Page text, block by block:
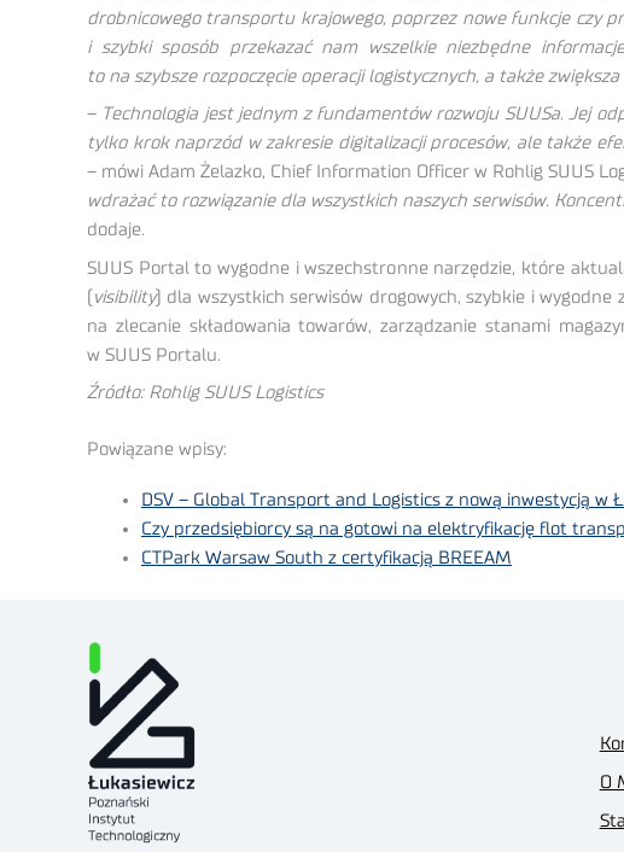
drobnicowego transportu krajowego, poprzez nowe funkcje czy
i szybki sposób przekazać nam wszelkie niezbędne
to na szybsze rozpoczęcie operacji logistycznych, a także
– Technologia jest jednym z fundamentów rozwoju SUUSa. Jej
tylko krok naprzód w zakresie digitalizacji procesów, ale także
– mówi Adam Żelazko, Chief Information Officer w Rohlig SUUS
wdrażać to rozwiązanie dla wszystkich naszych serwisów.
dodaje.
SUUS Portal to wygodne i wszechstronne narzędzie, które
visibility) dla wszystkich serwisów drogowych, szybkie i
na zlecanie składowania towarów, zarządzanie stanami
w SUUS Portalu.
Źródło: Rohlig SUUS Logistics
Powiązane wpisy:
DSV – Global Transport and Logistics z nową inwestycją w
Czy przedsiębiorcy są na gotowi na elektryfikację flot
CTPark Warsaw South z certyfikacją BREEAM
O